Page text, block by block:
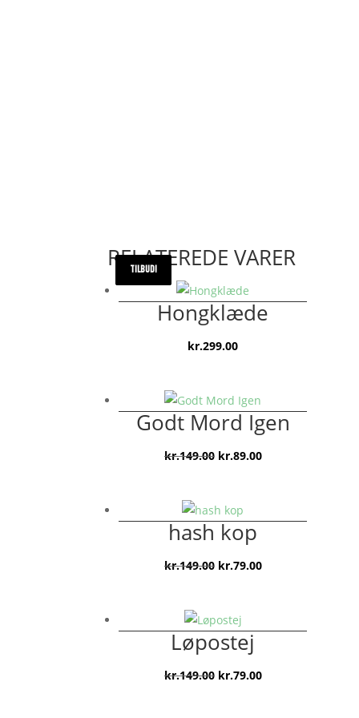
RELATEREDE VARER
Hongklæde
kr.299.00
TILBUD!
Godt Mord Igen
kr.149.00 Den
var:
kr.149.00.
kr.89.00Den
er:
TILBUD!
hash kop
kr.149.00 Den
var:
kr.149.00.
kr.79.00Den
er:
TILBUD!
Løpostej
kr.149.00 Den
kr.79.00Den